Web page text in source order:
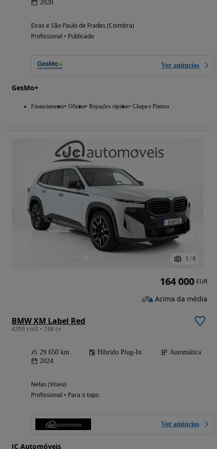
2020
Eiras e São Paulo de Frades (Coimbra)
Profissional • Publicado
Ver anúncios
GesMo+
Financiamento Oficina Repações rápidas Chapa e Pintura
1 / 6
BMW XM Label Red
4395 cm3 • 748 cv
29 650 km Híbrido Plug-In
Automática
2024
Nelas (Viseu)
Profissional • Para o topo
Ver anúncios
JC Automóveis
164 000 EUR
Acima da média